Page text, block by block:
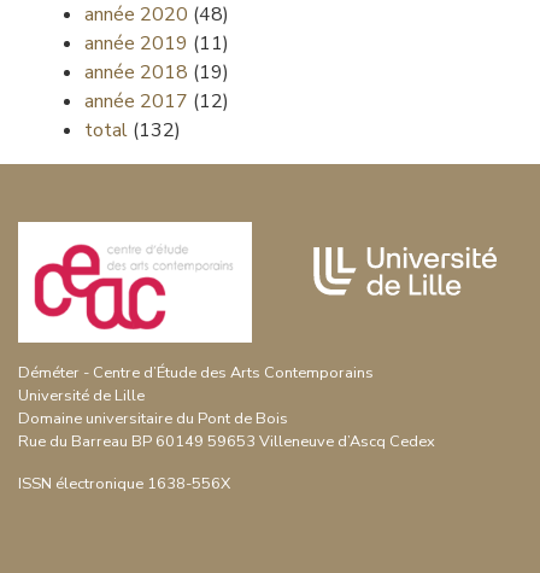
année 2020 (48)
année 2019 (11)
année 2018 (19)
année 2017 (12)
total (132)
Déméter - Centre d’Étude des Arts Contemporains
Université de Lille
Domaine universitaire du Pont de Bois
Rue du Barreau BP 60149 59653 Villeneuve d’Ascq Cedex
ISSN électronique 1638-556X